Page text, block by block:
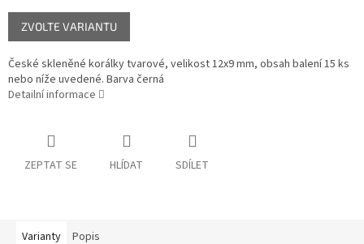
Měrná
cena:
ZVOLTE VARIANTU
České skleněné korálky tvarové, velikost 12x9 mm, obsah balení 15 ks
nebo níže uvedené. Barva černá
Detailní informace
ZEPTAT SE HLÍDAT SDÍLET
Varianty Popis